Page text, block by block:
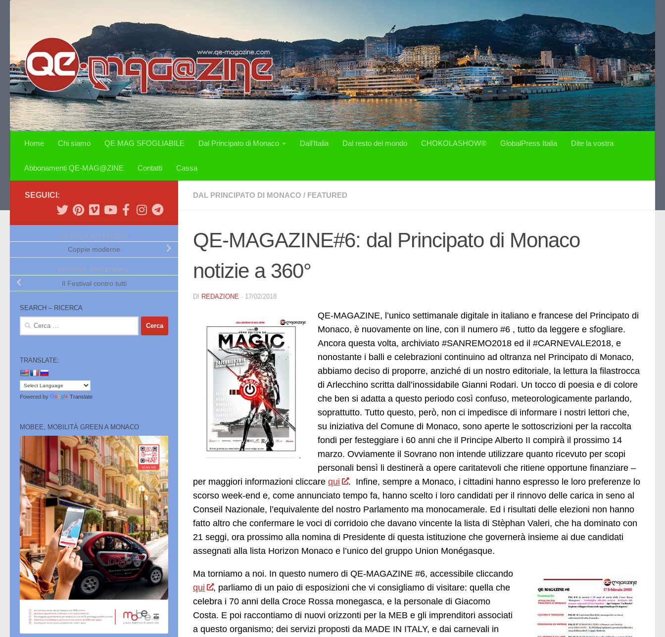
Home Chi siamo QE MAG SFOGLIABILE Dal Principato di Monaco Dall’Italia Dal resto del mondo CHOKOLASHOW® GlobalPress Italia Dite la vostra
Abbonamenti QE-MAG@ZINE Contatti Cassa
DAL PRINCIPATO DI MONACO / FEATURED
QE-MAGAZINE#6: dal Principato di Monaco
notizie a 360°
DI REDAZIONE · 17/02/2018
QE-MAGAZINE, l’unico settimanale digitale in italiano e francese del Principato di
Monaco, è nuovamente on line, con il numero #6 , tutto da leggere e sfogliare.
Ancora questa volta, archiviato #SANREMO2018 ed il #CARNEVALE2018, e
nonostante i balli e celebrazioni continuino ad oltranza nel Principato di Monaco,
abbiamo deciso di proporre, anziché di un nostro editoriale, la lettura la filastrocca
di Arlecchino scritta dall’inossidabile Gianni Rodari. Un tocco di poesia e di colore
che ben si adatta a questo periodo così confuso, meteorologicamente parlando,
soprattutto. Tutto questo, però, non ci impedisce di informare i nostri lettori che,
su iniziativa del Comune di Monaco, sono aperte le sottoscrizioni per la raccolta
fondi per festeggiare i 60 anni che il Principe Alberto II compirà il prossimo 14
marzo. Ovviamente il Sovrano non intende utilizzare quanto ricevuto per scopi
personali bensì li destinerà a opere caritatevoli che ritiene opportune finanziare –
per maggiori informazioni cliccare qui
. Infine, sempre a Monaco, i cittadini hanno espresso le loro preferenze lo
scorso week-end e, come annunciato tempo fa, hanno scelto i loro candidati per il rinnovo delle carica in seno al
Conseil Nazionale, l’equivalente del nostro Parlamento ma monocamerale. Ed i risultati delle elezioni non hanno
fatto altro che confermare le voci di corridoio che davano vincente la lista di Stèphan Valeri, che ha dominato con
21 seggi, ora prossimo alla nomina di Presidente di questa istituzione che governerà insieme ai due candidati
assegnati alla lista Horizon Monaco e l’unico del gruppo Union Monégasque.
Ma torniamo a noi. In questo numero di QE-MAGAZINE #6, accessibile cliccando
qui
, parliamo di un paio di esposizioni che vi consigliamo di visitare: quella che
celebra i 70 anni della Croce Rossa monegasca, e la personale di Giacomo
Costa. E poi raccontiamo di nuovi orizzonti per la MEB e gli imprenditori associati
a questo organismo; dei servizi proposti da MADE IN ITALY, e dai carnevali in
SEGUICI:
ARTICOLO SUCCESSIVO
Coppie moderne
ARTICOLO PRECEDENTE
Il Festival contro tutti
SEARCH – RICERCA
Ricerca
TRANSLATE:
Powered by Translate
MOBEE, MOBILITÀ GREEN A MONACO